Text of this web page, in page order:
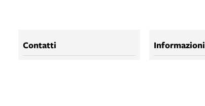
Contatti Informazioni